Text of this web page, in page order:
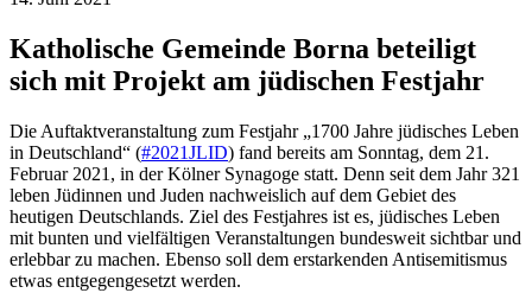
Katholische Gemeinde Borna beteiligt
sich mit Projekt am jüdischen Festjahr
Die Auftaktveranstaltung zum Festjahr „1700 Jahre jüdisches Leben
in Deutschland“ (#2021JLID) fand bereits am Sonntag, dem 21.
Februar 2021, in der Kölner Synagoge statt. Denn seit dem Jahr 321
leben Jüdinnen und Juden nachweislich auf dem Gebiet des
heutigen Deutschlands. Ziel des Festjahres ist es, jüdisches Leben
mit bunten und vielfältigen Veranstaltungen bundesweit sichtbar und
erlebbar zu machen. Ebenso soll dem erstarkenden Antisemitismus
etwas entgegengesetzt werden.